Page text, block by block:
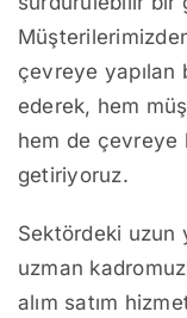
çevreye yapılan
ederek, hem
hem de çevreye
getiriyoruz.
Sektördeki uzun
uzman
alım satım